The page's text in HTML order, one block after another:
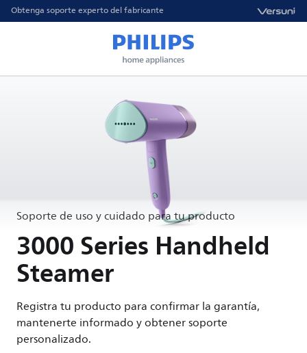
Obtenga soporte experto del fabricante
Soporte de uso y cuidado para tu producto
3000 Series Handheld
Steamer
Registra tu producto para confirmar la garantía,
mantenerte informado y obtener soporte
personalizado.